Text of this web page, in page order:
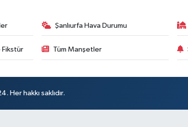
Şanlıurfa Hava Durumu
Fikstür Tüm Manşetler
Her hakkı saklıdır.